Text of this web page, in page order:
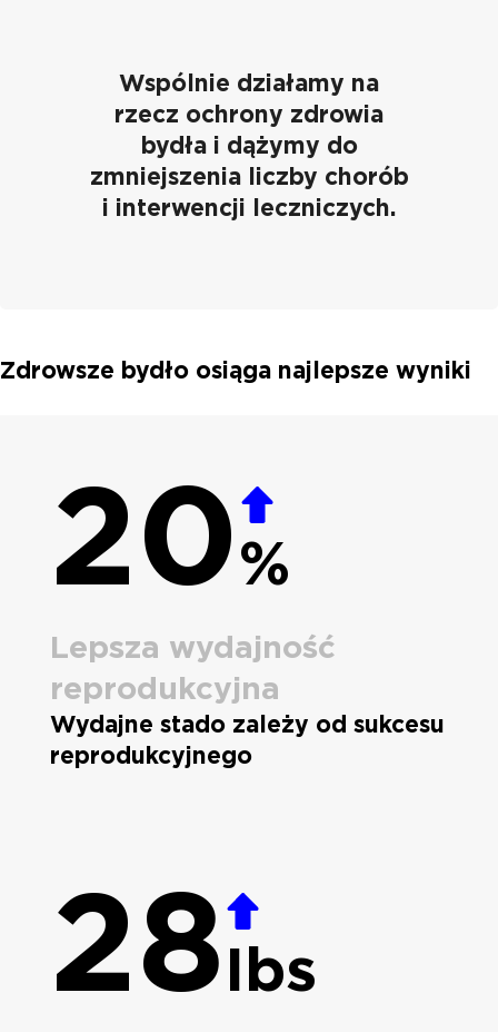
Wspólnie działamy na
rzecz ochrony zdrowia
bydła i dążymy do
zmniejszenia liczby chorób
i interwencji leczniczych.
Zdrowsze bydło osiąga najlepsze wyniki
20%
Lepsza wydajność
reprodukcyjna
Wydajne stado zależy od sukcesu
reprodukcyjnego
28Ibs